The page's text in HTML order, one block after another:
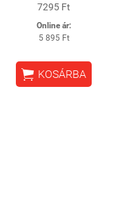
7295 Ft
Online ár:
5 895 Ft
 KOSÁRBA